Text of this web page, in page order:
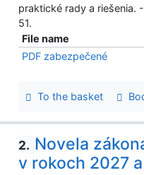
praktické rady a riešenia.
51.
File name
PDF zabezpečené
To the basket
2. Novela
v rokoch 2027